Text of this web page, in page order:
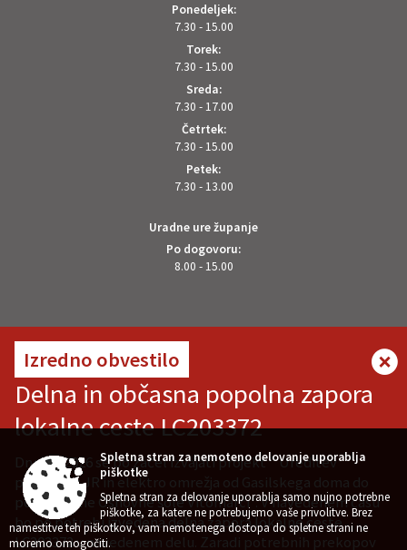
Izredno obvestilo
Delna in občasna popolna zapora
lokalne ceste LC203372
Dne 7.8.2026 se bo začel izvajati projekt " Ureditev
pločnika z JR in elektro omrežja od Gasilskega doma do
podružnične Osnovne šole Vitomarci". V navedenem času
bo po potrebi izvedena delna zapora lokalne ceste
LC203372 v navedenem delu. Zaradi potrebnih prekopov
Ponedeljek:
7.30 - 15.00
Torek:
7.30 - 15.00
Sreda:
7.30 - 17.00
Četrtek:
7.30 - 15.00
Petek:
7.30 - 13.00
Uradne ure županje
Po dogovoru:
8.00 - 15.00
VREMENSKA NAPOVED
Zasnova, izvedba in vzdrževanje: Sigmateh d.o.o.
Spletna stran za nemoteno delovanje uporablja
piškotke
Spletna stran za delovanje uporablja samo nujno potrebne
piškotke, za katere ne potrebujemo vaše privolitve. Brez
namestitve teh piškotkov, vam nemotenega dostopa do spletne strani ne
moremo omogočiti.